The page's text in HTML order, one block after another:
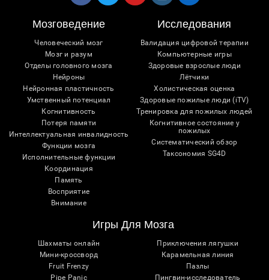
Мозговедение
Человеческий мозг
Мозг и разум
Отделы головного мозга
Нейроны
Нейронная пластичность
Умственный потенциал
Когнитивность
Потеря памяти
Интеллектуальная инвалидность
Функции мозга
Исполнительные функции
Координация
Память
Восприятие
Внимание
Исследования
Валидация цифровой терапии
Компьютерные игры
Здоровые взрослые люди
Лётчики
Холистическая оценка
Здоровые пожилые люди (iTV)
Тренировка для пожилых людей
Когнитивное состояние у
пожилых
Систематический обзор
Таксономия SG4D
Игры Для Мозга
Шахматы онлайн
Мини-кроссворд
Fruit Frenzy
Pipe Panic
Приключения лягушки
Карамельная линия
Пазлы
Пингвин-исследователь